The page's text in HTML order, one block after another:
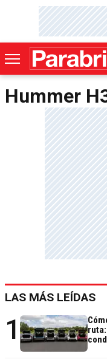
Hummer
LAS MÁS LEÍDAS
1